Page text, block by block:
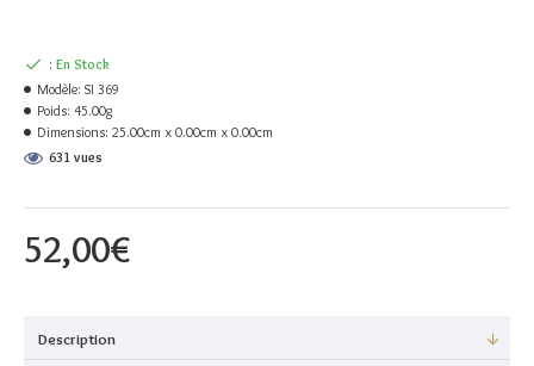
52,00€
: En Stock
Modèle: SI 369
Poids: 45.00g
Dimensions: 25.00cm x 0.00cm x 0.00cm
631 vues
Description